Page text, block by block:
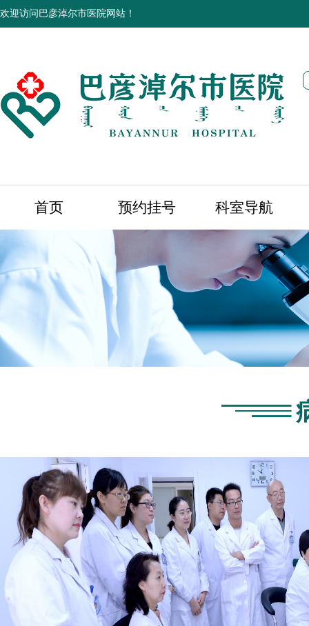
欢迎访问巴彦淖尔市医院网站！
首页 预约挂号 科室导航